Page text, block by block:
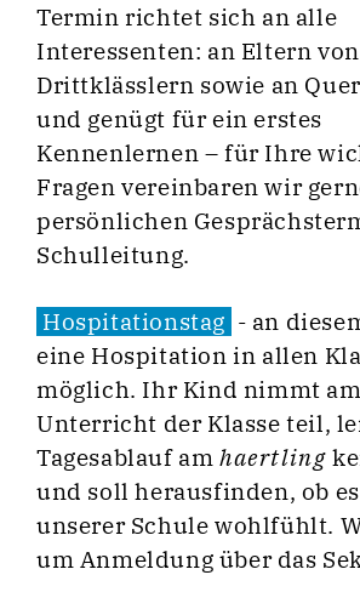
Termin richtet sich an alle
Interessenten: an Eltern
Drittklässlern sowie an
und genügt für ein erstes
Kennenlernen – für Ihre
Fragen vereinbaren wir
persönlichen
Schulleitung.
Hospitationstag - an
eine Hospitation in allen
möglich. Ihr Kind nimmt
Unterricht der Klasse teil,
Tagesablauf am haertling
und soll herausfinden, ob
unserer Schule wohlfühlt.
um Anmeldung über das